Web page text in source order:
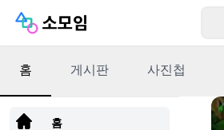
앱 다운로드
홈
홈 게시판 사진첩